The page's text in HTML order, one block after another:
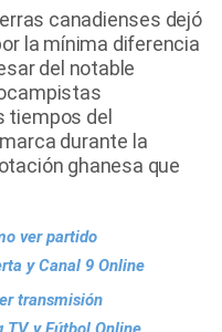
canadienses dejó
la mínima diferencia
del notable
tiempos del
durante la
ghanesa que
ver partido
y Canal 9 Online
transmisión